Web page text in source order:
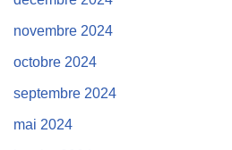
novembre 2024
octobre 2024
septembre 2024
mai 2024